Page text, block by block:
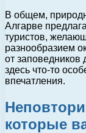
В общем,
Алгарве
туристов,
разнообразием
от
здесь что-то
впечатления.
которые